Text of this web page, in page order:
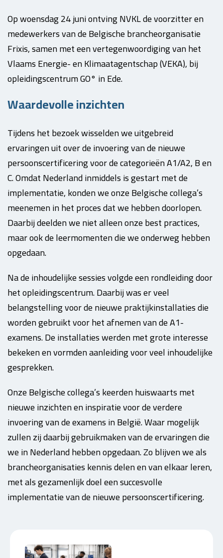
Op woensdag 24 juni ontving NVKL de voorzitter en
medewerkers van de Belgische brancheorganisatie
Frixis, samen met een vertegenwoordiging van het
Vlaams Energie- en Klimaatagentschap (VEKA), bij
opleidingscentrum GO° in Ede.
Waardevolle inzichten
Tijdens het bezoek wisselden we uitgebreid
ervaringen uit over de invoering van de nieuwe
persoonscertificering voor de categorieën A1/A2, B en
C. Omdat Nederland inmiddels is gestart met de
implementatie, konden we onze Belgische collega’s
meenemen in het proces dat we hebben doorlopen.
Daarbij deelden we niet alleen onze best practices,
maar ook de leermomenten die we onderweg hebben
opgedaan.
Na de inhoudelijke sessies volgde een rondleiding door
het opleidingscentrum. Daarbij was er veel
belangstelling voor de nieuwe praktijkinstallaties die
worden gebruikt voor het afnemen van de A1-
examens. De installaties werden met grote interesse
bekeken en vormden aanleiding voor veel inhoudelijke
gesprekken.
Onze Belgische collega’s keerden huiswaarts met
nieuwe inzichten en inspiratie voor de verdere
invoering van de examens in België. Waar mogelijk
zullen zij daarbij gebruikmaken van de ervaringen die
we in Nederland hebben opgedaan. Zo blijven we als
brancheorganisaties kennis delen en van elkaar leren,
met als gezamenlijk doel een succesvolle
implementatie van de nieuwe persoonscertificering.